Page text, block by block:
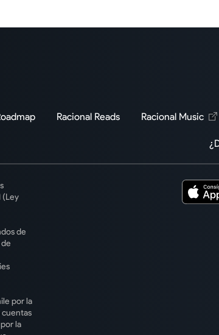
Racional Reads Racional Music
(Ley
de
por la
cuentas
la